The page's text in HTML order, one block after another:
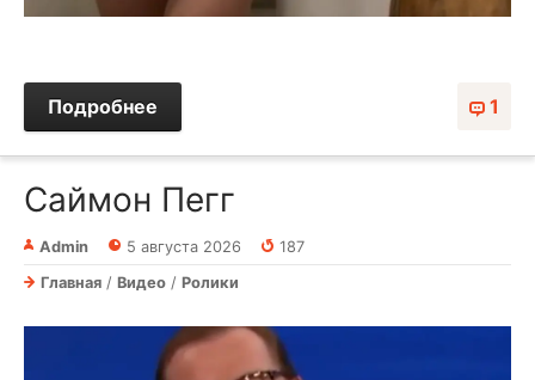
1
Подробнее
Саймон Пегг
Admin 5 августа 2026
187
Главная / Видео / Ролики